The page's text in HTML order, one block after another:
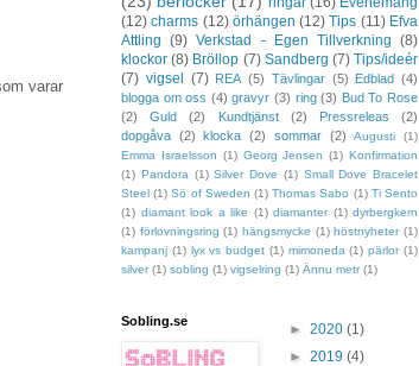
varar
(12) charms (12) örhängen (12) Tips (11) Efva
Attling (9) Verkstad - Egen Tillverkning (8)
klockor (8) Bröllop (7) Sandberg (7) Tips/ideér
(7) vigsel (7) REA (5) Tävlingar (5) Edblad (4)
blogga om oss (4) gravyr (3) ring (3) Bud To Rose
(2)
Guld (2) Kundtjänst (2) Pressreleas
(2)
dopgåva (2) klocka (2) sommar (2) Augusti
(1)
Emma Israelsson (1) Georg Jensen (1) Konfirmation
(1) Pandora (1) Silver Dove (1) Small Dove Bracelet
Steel (1) Sö of Sweden (1) Thomas Sabo (1) Ti Sento
(1) diamant look a like (1) diamanter (1) dyrbergkern
(1) förlovningsring (1) hängsmycke (1) höstnyheter (1)
kampanj (1) lyx vs budget (1) mimoneda (1) pärlor (1)
silver (1) sobling (1) vigselring (1) Ännu metr (1)
Sobling.se ► 2020 (1)
► 2019 (4)